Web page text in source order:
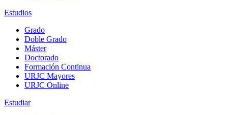
Estudios
Grado
Doble Grado
Máster
Doctorado
Formación Continua
URJC Mayores
URJC Online
Estudiar